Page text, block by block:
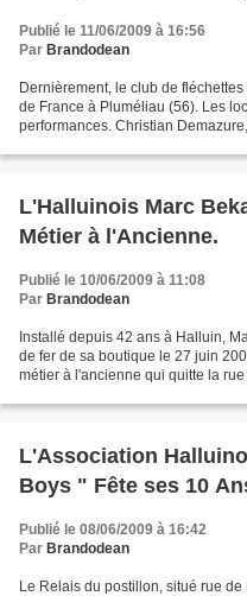
Publié le 11/06/2009 à 16:56
Par Brandodean
Dernièrement, le club de
de France à Pluméliau (56). Les
performances. Christian
L'Halluinois Marc
Métier à l'Ancienne.
Publié le 10/06/2009 à 11:08
Par Brandodean
Installé depuis 42 ans à Halluin,
de fer de sa boutique le 27 juin
métier à l'ancienne qui quitte la
L'Association
Boys " Fête ses 10
Publié le 08/06/2009 à 16:42
Par Brandodean
Le Relais du postillon, situé rue